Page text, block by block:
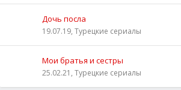
Дочь посла
19.07.19, Турецкие сериалы
Мои братья и сестры
25.02.21, Турецкие сериалы